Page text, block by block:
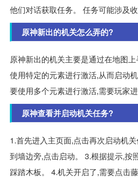
他们对话获取任务。 任务可能涉及收
原神新出的机关怎么弄的?
原神新出的机关主要是通过在地图
使用特定的元素进行激活,从而启动
要使用多个元素进行激活,需要玩家进
原神查看并启动机关任务?
1.首先进入主页面,点击再次启动机
到墙边旁,点击启动。 3.根据提示,按
踩踏木板。 4.机关开启了,需要点击藤